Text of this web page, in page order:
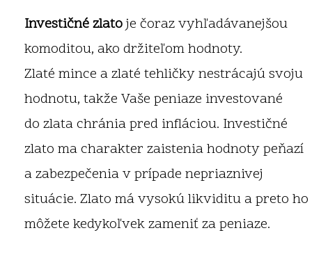
Investičné zlatoje čoraz vyhľadávanejšou
komoditou, ako držiteľom hodnoty.
Zlaté mince a zlaté tehličky nestrácajú svoju
hodnotu, takže Vaše peniaze investované
do zlata chránia pred infláciou. Investičné
zlato ma charakter zaistenia hodnoty peňazí
a zabezpečenia v prípade nepriaznivej
situácie. Zlato má vysokú likviditu a preto ho
môžete kedykoľvek zameniť za peniaze.